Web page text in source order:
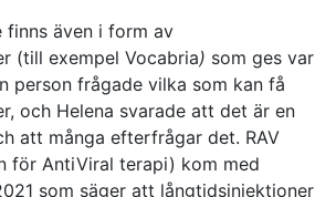
finns även i form av
(till exempel Vocabria) som ges var
person frågade vilka som kan få
och Helena svarade att det är en
att många efterfrågar det. RAV
för AntiViral terapi) kom med
som säger att långtidsinjektioner